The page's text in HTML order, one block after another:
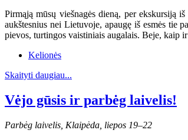
Pirmąją mūsų viešnagės dieną, per ekskursiją
aukštesnius nei Lietuvoje, apaugę iš esmės tie
pievos, turtingos vaistiniais augalais. Beje, kaip
Kelionės
Skaityti daugiau...
Vėjo gūsis ir parbėg laivelis!
Parbėg laivelis, Klaipėda, liepos 19–22